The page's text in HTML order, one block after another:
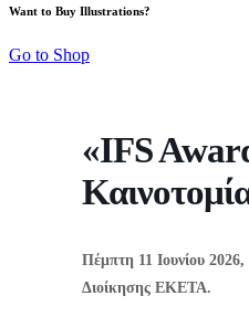
Want to Buy Illustrations?
Go to Shop
«IFS
Πέμπτη 11 Ιουνίου
Διοίκησης ΕΚΕΤΑ.